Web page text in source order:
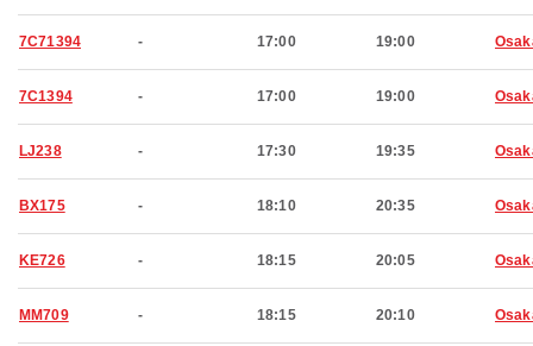
7C71394 - 17:00 19:00
7C1394 - 17:00 19:00
LJ238 - 17:30 19:35
BX175 - 18:10 20:35
KE726 - 18:15 20:05
MM709 - 18:15 20:10